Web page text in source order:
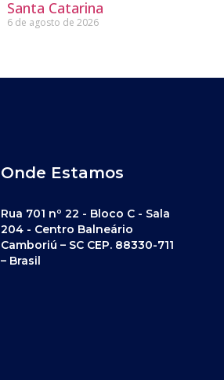
Santa Catarina
6 de agosto de 2026
Onde Estamos
Rua 701 nº 22 - Bloco C - Sala
204 - Centro Balneário
Camboriú – SC CEP. 88330-711
– Brasil